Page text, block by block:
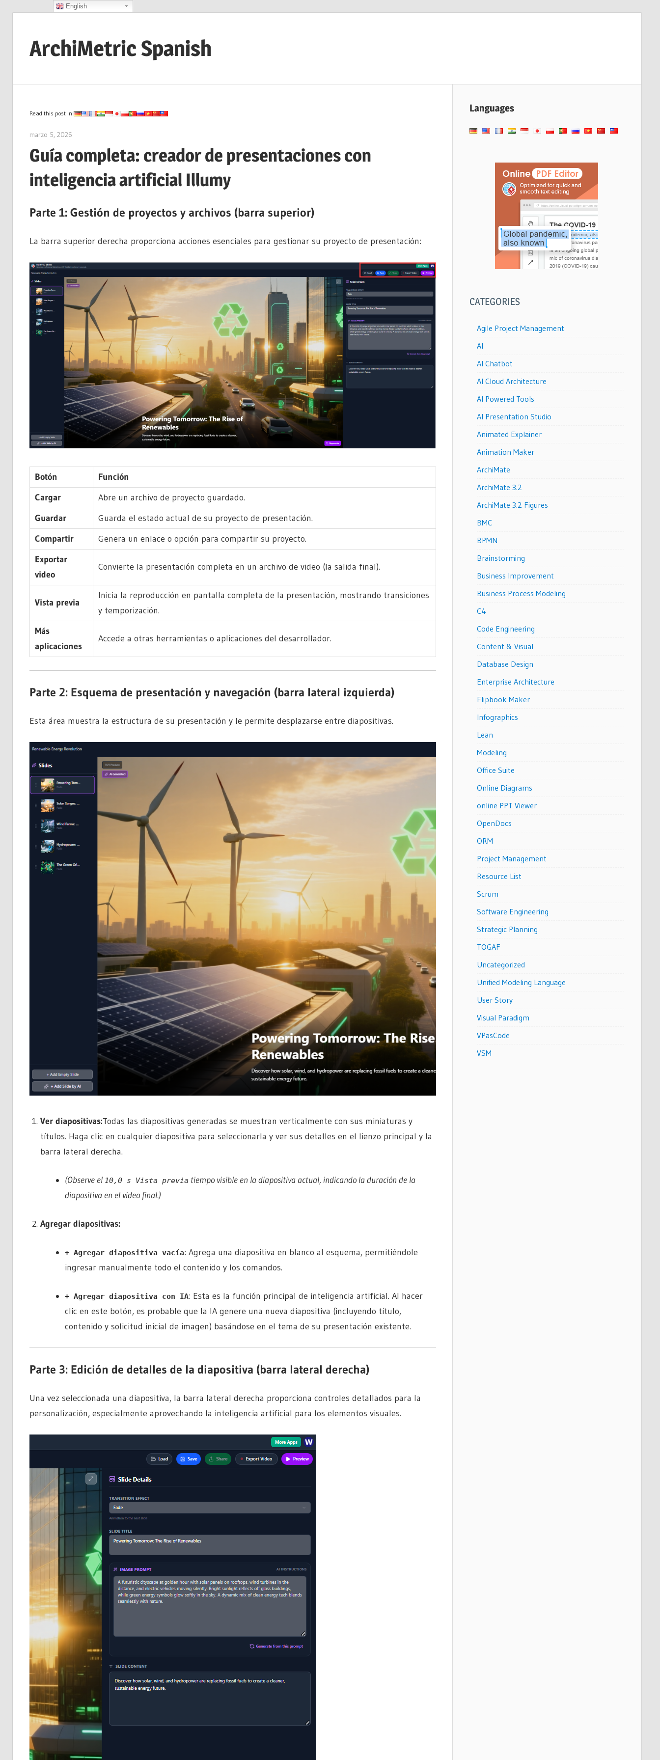
contenido
ArchiMetric Spanish
Dev
Scrum,
More
Read this post in:
marzo 5, 2026
Guía completa: creador de presentaciones con
inteligencia artificial Illumy
Parte 1: Gestión de proyectos y archivos (barra superior)
La barra superior derecha proporciona acciones esenciales para gestionar su proyecto de presentación:
Botón
Función
Cargar
Abre un archivo de proyecto guardado.
Guardar
Guarda el estado actual de su proyecto de presentación.
Compartir
Genera un enlace o opción para compartir su proyecto.
Exportar
video
Convierte la presentación completa en un archivo de video (la salida final).
Vista previa
Inicia la reproducción en pantalla completa de la presentación, mostrando transiciones
y temporización.
Más
aplicaciones
Accede a otras herramientas o aplicaciones del desarrollador.
Parte 2: Esquema de presentación y navegación (barra lateral izquierda)
Esta área muestra la estructura de su presentación y le permite desplazarse entre diapositivas.
Ver diapositivas:Todas las diapositivas generadas se muestran verticalmente con sus miniaturas y
títulos. Haga clic en cualquier diapositiva para seleccionarla y ver sus detalles en el lienzo principal y la
barra lateral derecha.
(Observe el 10,0 s Vista previa tiempo visible en la diapositiva actual, indicando la duración de la
diapositiva en el video final.)
Agregar diapositivas:
+ Agregar diapositiva vacía: Agrega una diapositiva en blanco al esquema, permitiéndole
ingresar manualmente todo el contenido y los comandos.
+ Agregar diapositiva con IA: Esta es la función principal de inteligencia artificial. Al hacer
clic en este botón, es probable que la IA genere una nueva diapositiva (incluyendo título,
contenido y solicitud inicial de imagen) basándose en el tema de su presentación existente.
Parte 3: Edición de detalles de la diapositiva (barra lateral derecha)
Una vez seleccionada una diapositiva, la barra lateral derecha proporciona controles detallados para la
personalización, especialmente aprovechando la inteligencia artificial para los elementos visuales.
Languages
CATEGORIES
Agile Project Management
AI
AI Chatbot
AI Cloud Architecture
AI Powered Tools
AI Presentation Studio
Animated Explainer
Animation Maker
ArchiMate
ArchiMate 3.2
ArchiMate 3.2 Figures
BMC
BPMN
Brainstorming
Business Improvement
Business Process Modeling
C4
Code Engineering
Content & Visual
Database Design
Enterprise Architecture
Flipbook Maker
Infographics
Lean
Modeling
Office Suite
Online Diagrams
online PPT Viewer
OpenDocs
ORM
Project Management
Resource List
Scrum
Software Engineering
Strategic Planning
TOGAF
Uncategorized
Unified Modeling Language
User Story
Visual Paradigm
VPasCode
VSM
English